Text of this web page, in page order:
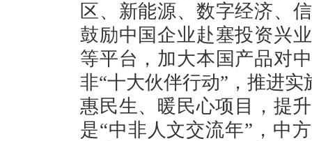
区、新能源、数字经济、
鼓励中国企业赴塞投资兴
等平台，加大本国产品对
非“十大伙伴行动”，推进
惠民生、暖民心项目，提
是“中非人文交流年”，中